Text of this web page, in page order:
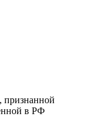
признанной
в РФ